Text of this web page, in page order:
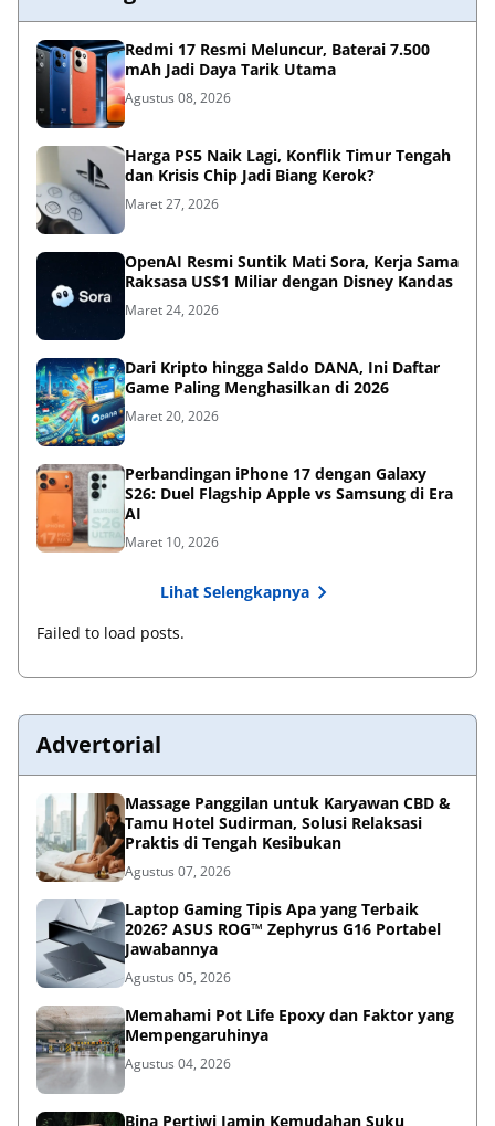
Redmi 17 Resmi Meluncur, Baterai 7.500
mAh Jadi Daya Tarik Utama
Agustus 08, 2026
Harga PS5 Naik Lagi, Konflik Timur Tengah
dan Krisis Chip Jadi Biang Kerok?
Maret 27, 2026
OpenAI Resmi Suntik Mati Sora, Kerja Sama
Raksasa US$1 Miliar dengan Disney Kandas
Maret 24, 2026
Dari Kripto hingga Saldo DANA, Ini Daftar
Game Paling Menghasilkan di 2026
Maret 20, 2026
Perbandingan iPhone 17 dengan Galaxy
S26: Duel Flagship Apple vs Samsung di Era
AI
Maret 10, 2026
Lihat Selengkapnya
Failed to load posts.
Advertorial
Massage Panggilan untuk Karyawan CBD &
Tamu Hotel Sudirman, Solusi Relaksasi
Praktis di Tengah Kesibukan
Agustus 07, 2026
Laptop Gaming Tipis Apa yang Terbaik
2026? ASUS ROG™ Zephyrus G16 Portabel
Jawabannya
Agustus 05, 2026
Memahami Pot Life Epoxy dan Faktor yang
Mempengaruhinya
Agustus 04, 2026
Bina Pertiwi Jamin Kemudahan Suku